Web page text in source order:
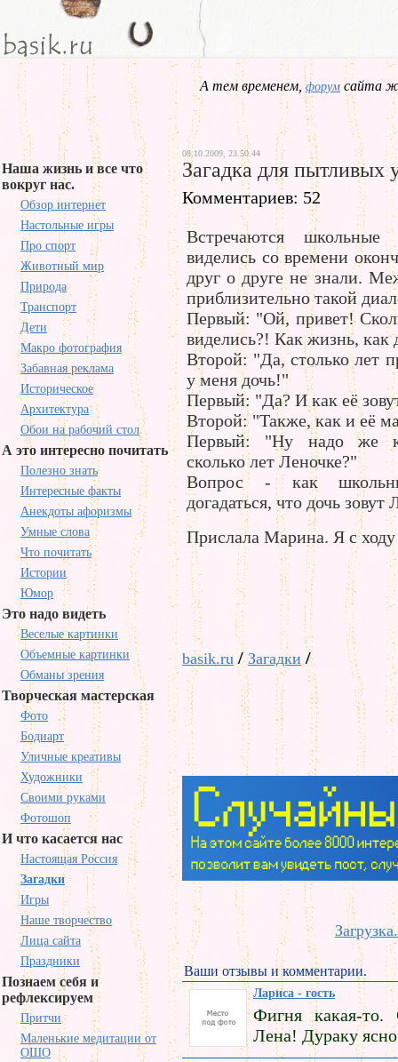
А тем временем,форум сайта
Наша жизнь и все что
вокруг нас.
Обзор интернет
Настольные игры
Про спорт
Животный мир
Природа
Транспорт
Дети
Макро фотография
Забавная реклама
Историческое
Архитектура
Обои на рабочий стол
А это интересно почитать
Полезно знать
Интересные факты
Анекдоты афоризмы
Умные слова
Что почитать
Истории
Юмор
Это надо видеть
Веселые картинки
Объемные картинки
Обманы зрения
Творческая мастерская
Фото
Бодиарт
Уличные креативы
Художники
Своими руками
Фотошоп
И что касается нас
Настоящая Россия
Загадки
Игры
Наше творчество
Лица сайта
Праздники
Познаем себя и
рефлексируем
Притчи
Маленькие медитации от
ОШО
08.10.2009, 23.50.44
Загадка для пытливых
Комментариев: 52
Встречаются
виделись со времени
друг о друге не знали.
приблизительно такой
Первый: "Ой, привет!
виделись?! Как жизнь, как
Второй: "Да, столько лет
у меня дочь!"
Первый: "Да? И как её
Второй: "Также, как и её
Первый: "Ну надо же
сколько лет Леночке?"
Вопрос - как
догадаться, что дочь зовут
Прислала Марина. Я с ходу
basik.ru/ Загадки /
Ваши отзывы и комментарии.
Лариса - гость
Фигня какая-то.
Лена! Дураку